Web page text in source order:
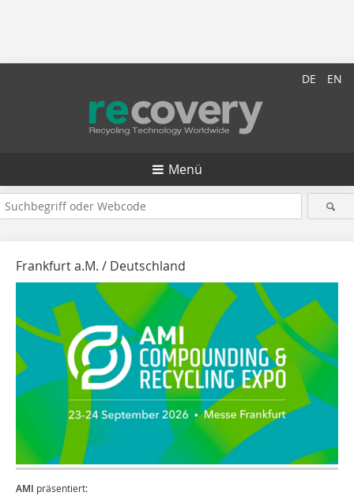
DE EN
Menü
Frankfurt a.M. / Deutschland
AMI präsentiert: